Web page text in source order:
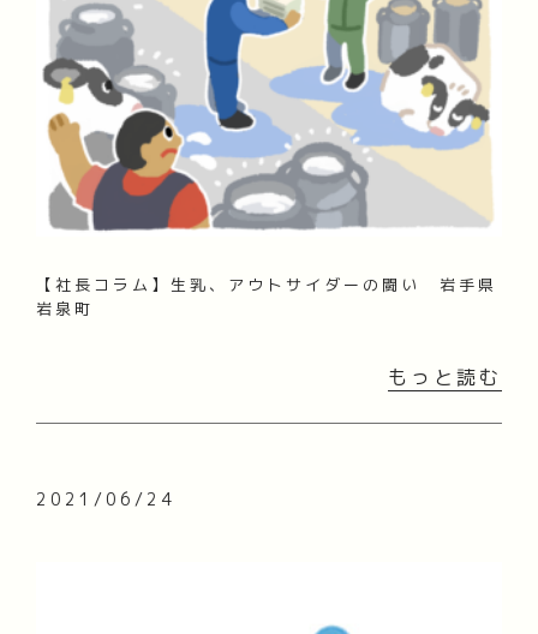
【社長コラム】生乳、アウトサイダーの闘い 岩手県
岩泉町
もっと読む
2021/06/24